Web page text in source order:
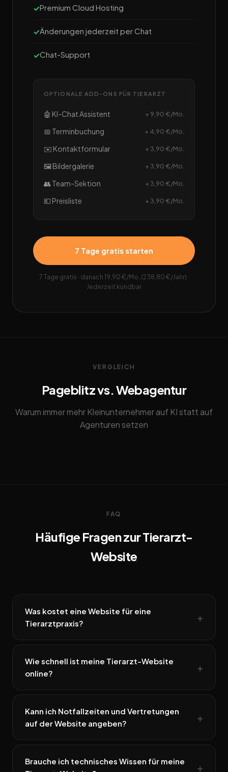
Premium Cloud Hosting
Änderungen jederzeit per Chat
Chat-Support
OPTIONALE ADD-ONS FÜR TIERARZT
🤖 KI-Chat Assistent + 9,90 €/Mo.
📅 Terminbuchung + 4,90 €/Mo.
✉️ Kontaktformular + 3,90 €/Mo.
🖼️ Bildergalerie + 3,90 €/Mo.
👥 Team-Sektion + 3,90 €/Mo.
💶 Preisliste + 3,90 €/Mo.
7 Tage gratis starten
7 Tage gratis · danach 19,90 €/Mo. (238,80 €/Jahr) ·
Jederzeit kündbar
VERGLEICH
Pageblitz vs. Webagentur
Warum immer mehr Kleinunternehmer auf KI statt auf
Agenturen setzen
FAQ
Häufige Fragen zur Tierarzt-
Website
Was kostet eine Website für eine
Tierarztpraxis?
Wie schnell ist meine Tierarzt-Website
online?
Kann ich Notfallzeiten und Vertretungen
auf der Website angeben?
Brauche ich technisches Wissen für meine